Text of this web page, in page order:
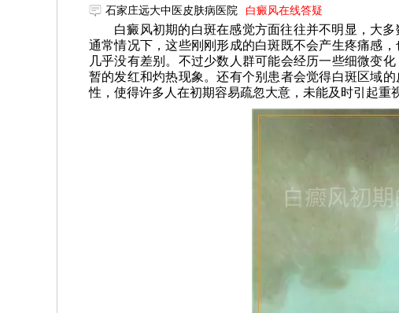
石家庄远大中医皮肤病医院 白癜风在线答疑
白癜风初期的白斑在感觉方面往往并不明显，大
通常情况下，这些刚刚形成的白斑既不会产生疼痛感
几乎没有差别。不过少数人群可能会经历一些细微变
暂的发红和灼热现象。还有个别患者会觉得白斑区域
性，使得许多人在初期容易疏忽大意，未能及时引起重